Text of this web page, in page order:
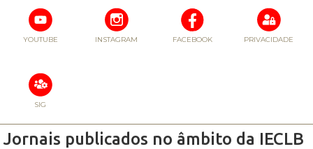
YOUTUBE INSTAGRAM FACEBOOK PRIVACIDADE
SIG
Jornais publicados no âmbito da IECLB